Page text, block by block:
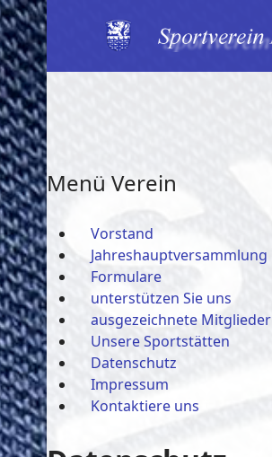
Menü Verein
Vorstand
Jahreshauptversammlung
Formulare
unterstützen Sie uns
ausgezeichnete Mitglieder
Unsere Sportstätten
Datenschutz
Impressum
Kontaktiere uns